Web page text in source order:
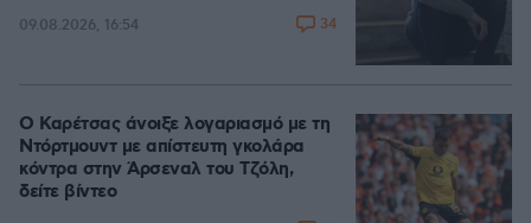
09.08.2026, 16:54 34
Ο Καρέτσας άνοιξε λογαριασμό με τη
Ντόρτμουντ με απίστευτη γκολάρα
κόντρα στην Άρσεναλ του Τζόλη,
δείτε βίντεο